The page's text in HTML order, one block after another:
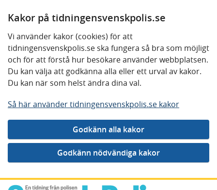
Kakor på tidningensvenskpolis.se
Vi använder kakor (cookies) för att
tidningensvenskpolis.se ska fungera så bra som möjligt
och för att förstå hur besökare använder webbplatsen.
Du kan välja att godkänna alla eller ett urval av kakor.
Du kan när som helst ändra dina val.
Så här använder tidningensvenskpolis.se kakor
Gå direkt till innehåll